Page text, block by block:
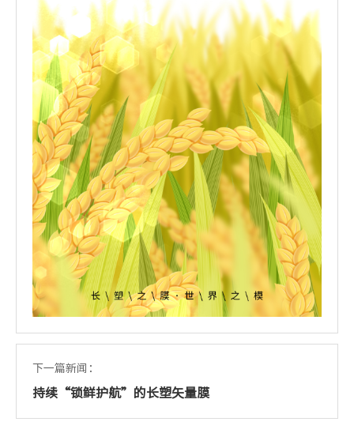
下一篇新闻：
持续“锁鲜护航”的长塑矢量膜